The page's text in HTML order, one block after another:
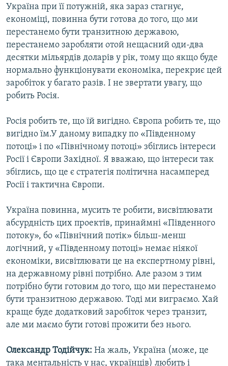
Україна при її потужній, яка зараз стагнує,
економіці, повинна бути готова до того, що ми
перестанемо бути транзитною державою,
перестанемо заробляти отой нещасний оди-два
десятки мільярдів доларів у рік, тому що якщо буде
нормально функціонувати економіка, перекриє цей
заробіток у багато разів. І не звертати увагу, що
робить Росія.
Росія робить те, що їй вигідно. Європа робить те, що
вигідно їм.У даному випадку по «Південному
потоці» і по «Північному потоці» збіглись інтереси
Росії і Європи Західної. Я вважаю, що інтереси так
збіглись, що це є стратегія політична насамперед
Росії і тактична Європи.
Україна повинна, мусить те робити, висвітлювати
абсурдність цих проектів, принаймні «Південного
потоку», бо «Північний потік» більш-менш
логічний, у «Південному потоці» немає ніякої
економіки, висвітлювати це на експертному рівні,
на державному рівні потрібно. Але разом з тим
потрібно бути готовим до того, що ми перестанемо
бути транзитною державою. Тоді ми виграємо. Хай
краще буде додатковий заробіток через транзит,
але ми маємо бути готові прожити без нього.
Олександр Тодійчук: На жаль, Україна (може, це
така ментальність у нас, українців) любить і